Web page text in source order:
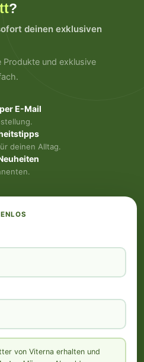
?
deinen exklusiven
Produkte und exklusive
E-Mail
deinen Alltag.
von Viterna erhalten und